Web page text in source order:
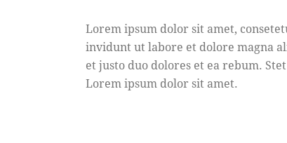
Lorem ipsum dolor sit amet,
invidunt ut labore et dolore magna
et justo duo dolores et ea rebum.
Lorem ipsum dolor sit amet.